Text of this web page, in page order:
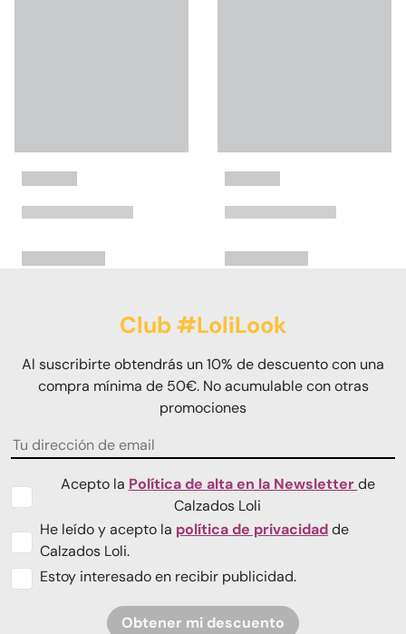
Club #LoliLook
Al suscribirte obtendrás un 10% de descuento con una
compra mínima de 50€. No acumulable con otras
promociones
Acepto la Política de alta en la Newsletterde
Calzados Loli
He leído y acepto la política de privacidadde
Calzados Loli.
Estoy interesado en recibir publicidad.
Obtener mi descuento